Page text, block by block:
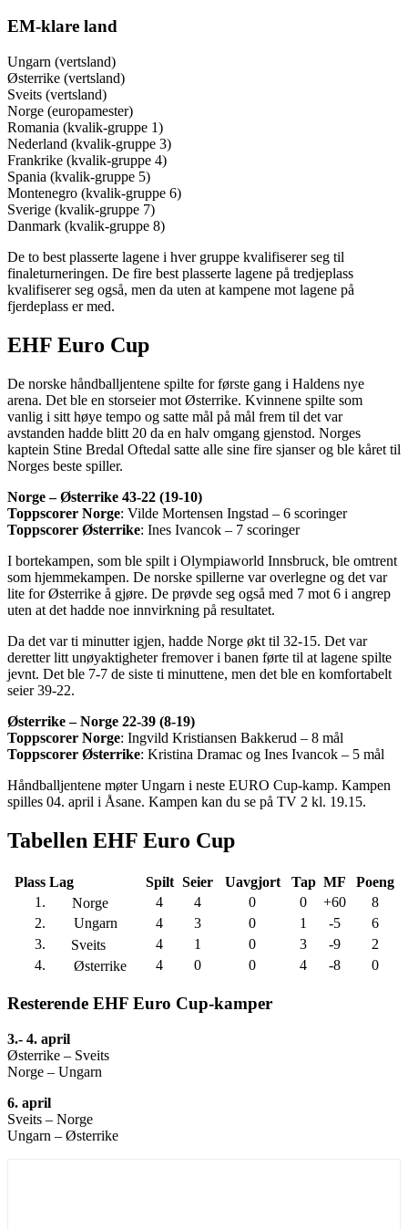
EM-klare land
Ungarn (vertsland)
Østerrike (vertsland)
Sveits (vertsland)
Norge (europamester)
Romania (kvalik-gruppe 1)
Nederland (kvalik-gruppe 3)
Frankrike (kvalik-gruppe 4)
Spania (kvalik-gruppe 5)
Montenegro (kvalik-gruppe 6)
Sverige (kvalik-gruppe 7)
Danmark (kvalik-gruppe 8)
De to best plasserte lagene i hver gruppe kvalifiserer seg til
finaleturneringen. De fire best plasserte lagene på tredjeplass
kvalifiserer seg også, men da uten at kampene mot lagene på
fjerdeplass er med.
EHF Euro Cup
De norske håndballjentene spilte for første gang i Haldens nye
arena. Det ble en storseier mot Østerrike. Kvinnene spilte som
vanlig i sitt høye tempo og satte mål på mål frem til det var
avstanden hadde blitt 20 da en halv omgang gjenstod. Norges
kaptein Stine Bredal Oftedal satte alle sine fire sjanser og ble kåret til
Norges beste spiller.
Norge –Østerrike 43-22 (19-10)
Toppscorer Norge: Vilde Mortensen Ingstad – 6 scoringer
Toppscorer Østerrike: Ines Ivancok – 7 scoringer
I bortekampen, som ble spilt i Olympiaworld Innsbruck, ble omtrent
som hjemmekampen. De norske spillerne var overlegne og det var
lite for Østerrike å gjøre. De prøvde seg også med 7 mot 6 i angrep
uten at det hadde noe innvirkning på resultatet.
Da det var ti minutter igjen, hadde Norge økt til 32-15. Det var
deretter litt unøyaktigheter fremover i banen førte til at lagene spilte
jevnt. Det ble 7-7 de siste ti minuttene, men det ble en komfortabelt
seier 39-22.
Østerrike – Norge 22-39 (8-19)
Toppscorer Norge: Ingvild Kristiansen Bakkerud – 8 mål
Toppscorer Østerrike: Kristina Dramac og Ines Ivancok – 5 mål
Håndballjentene møter Ungarn i neste EURO Cup-kamp. Kampen
spilles 04. april i Åsane. Kampen kan du se på TV 2 kl. 19.15.
Tabellen EHF Euro Cup
Plass Lag Spilt Seier Uavgjort Tap MF
Poeng
1.
Norge 4 4 0 0 +60
8
2.
Ungarn 4 3 0 1 -5
6
3.
Sveits 4 1 0 3 -9
2
4.
Østerrike 4 0 0 4 -8 0
Resterende EHF Euro Cup-kamper
3.- 4. april
Østerrike – Sveits
Norge – Ungarn
6. april
Sveits – Norge
Ungarn – Østerrike